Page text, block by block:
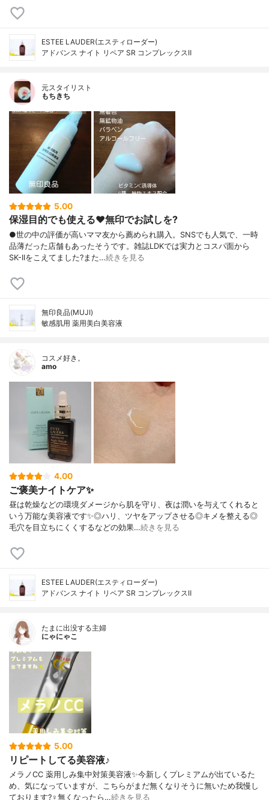
ESTEE LAUDER(エスティローダー)
アドバンス ナイト リペア SR コンプレックスⅡ
元スタイリスト
もちきち
5.00
保湿目的でも使える♥️無印でお試しを?
●世の中の評価が高いママ友から薦められ購入。SNSでも人気で、一時
品薄だった店舗もあったそうです。雑誌LDKでは実力とコスパ面から
SK-IIをこえてました?また…続きを見る
無印良品(MUJI)
敏感肌用 薬用美白美容液
コスメ好き。
amo
4.00
ご褒美ナイトケア✨
昼は乾燥などの環境ダメージから肌を守り、夜は潤いを与えてくれると
いう万能な美容液です✨◎ハリ、ツヤをアップさせる◎キメを整える◎
毛穴を目立ちにくくするなどの効果…続きを見る
ESTEE LAUDER(エスティローダー)
アドバンス ナイト リペア SR コンプレックスⅡ
たまに出没する主婦
にゃにゃこ
5.00
リピートしてる美容液♪
メラノCC 薬用しみ集中対策美容液✨今新しくプレミアムが出ているた
め、気になっていますが、こちらがまだ無くなりそうに無いため我慢し
ております?‍♀️無くなったら…続きを見る